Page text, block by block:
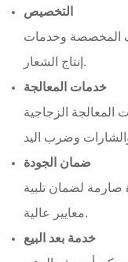
التخصيص
المخصصة وخدمات
إنتاج الشعار.
خدمات المعالجة
الزجاجية
ضمان الجودة
صارمة لضمان تلبية
معايير عالية.
خدمة بعد البيع